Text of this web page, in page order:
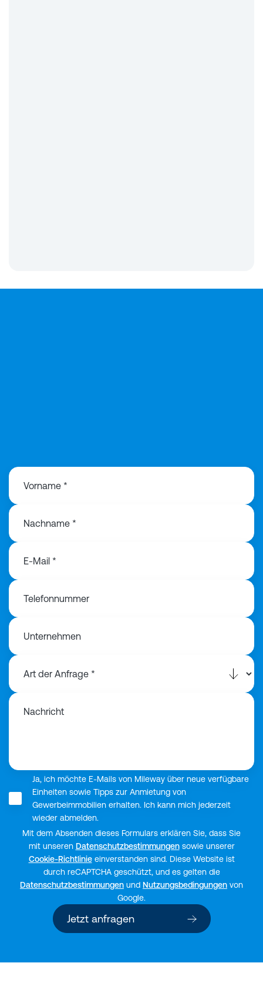
Vorname *
Nachname *
E-Mail *
Telefonnummer
Unternehmen
Nachricht
Ja, ich möchte E-Mails von Mileway über neue verfügbare
Einheiten sowie Tipps zur Anmietung von
Gewerbeimmobilien erhalten. Ich kann mich jederzeit
wieder abmelden.
Mit dem Absenden dieses Formulars erklären Sie, dass Sie
mit unseren Datenschutzbestimmungensowie unserer
Cookie-Richtlinieeinverstanden sind. Diese Website ist
durch reCAPTCHA geschützt, und es gelten die
Datenschutzbestimmungen und Nutzungsbedingungen von
Google.
Jetzt anfragen